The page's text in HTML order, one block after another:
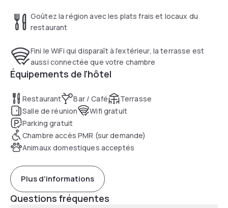
Goûtez la région avec les plats frais et locaux du
restaurant
Fini le WiFi qui disparaît à l’extérieur, la terrasse est
aussi connectée que votre chambre
Équipements de l'hôtel
Restaurant Bar / Café
Terrasse
Salle de réunion
Wifi gratuit
Parking gratuit
Chambre accès PMR (sur demande)
Animaux domestiques acceptés
Plus d'informations
Questions fréquentes